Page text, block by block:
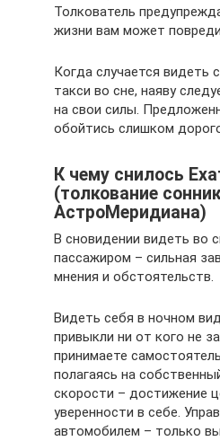
Толкователь
жизни вам может
Когда случается видеть
такси во сне, наяву
на свои силы.
обойтись слишком
К чему снилось
(толкование
АстроМеридиана)
В сновидении видеть во
пассажиром – сильная
мнения и обстоятельств.
Видеть себя в ночном
привыкли ни от кого не
принимаете
полагаясь на
скорости – достижение
уверенности в себе.
автомобилем – только